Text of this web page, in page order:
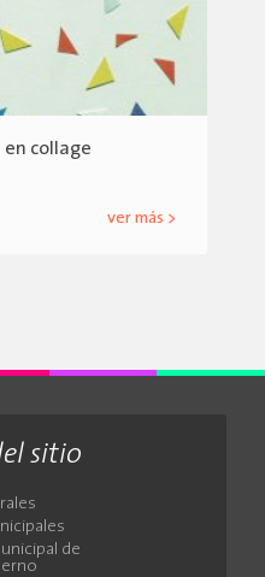
collage
ver más >
sitio
de